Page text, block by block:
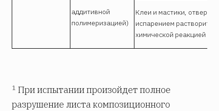
аддитивной
полимеризацией)
Клеи и мастики,
испарением
химической реакцией
1 При испытании произойдет полное
разрушение листа композиционного